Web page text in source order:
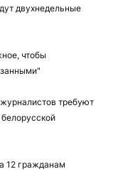
двухнедельные
чтобы
требуют
12 гражданам